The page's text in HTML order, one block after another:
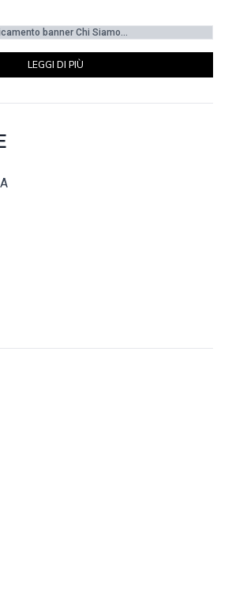
banner Chi Siamo...
LEGGI DI PIÙ